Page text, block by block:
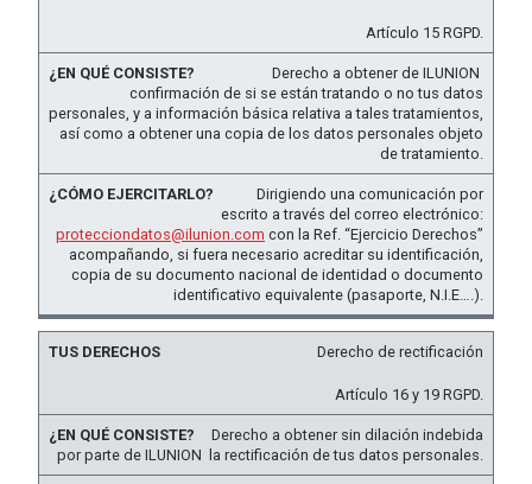
Artículo 15 RGPD.
Derecho a obtener de ILUNION
confirmación de si se están tratando o no tus datos
personales, y a información básica relativa a tales tratamientos,
así como a obtener una copia de los datos personales objeto
de tratamiento.
Dirigiendo una comunicación por
escrito a través del correo electrónico:
protecciondatos@ilunion.com con la Ref. “Ejercicio Derechos”
acompañando, si fuera necesario acreditar su identificación,
copia de su documento nacional de identidad o documento
identificativo equivalente (pasaporte, N.I.E….).
Derecho de rectificación
Artículo 16 y 19 RGPD.
Derecho a obtener sin dilación indebida
por parte de ILUNION la rectificación de tus datos personales.